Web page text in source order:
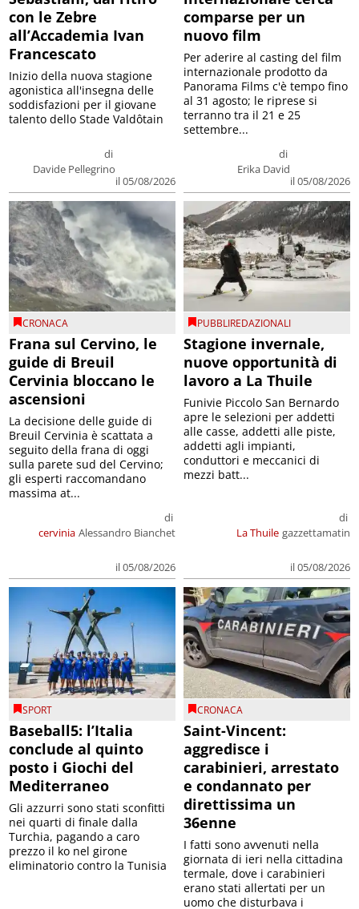
con le Zebre
all’Accademia Ivan
Francescato
di
Davide Pellegrino
il 05/08/2026
Inizio della nuova stagione
agonistica all'insegna delle
soddisfazioni per il giovane
talento dello Stade Valdôtain
comparse per un
nuovo film
di
Erika David
il 05/08/2026
Per aderire al casting del film
internazionale prodotto da
Panorama Films c'è tempo fino
al 31 agosto; le riprese si
terranno tra il 21 e 25
settembre...
CRONACA
Frana sul Cervino, le
guide di Breuil
Cervinia bloccano le
ascensioni
cervinia
di
Alessandro Bianchet
il 05/08/2026
La decisione delle guide di
Breuil Cervinia è scattata a
seguito della frana di oggi
sulla parete sud del Cervino;
gli esperti raccomandano
massima at...
PUBBLIREDAZIONALI
Stagione invernale,
nuove opportunità di
lavoro a La Thuile
La Thuile
di
gazzettamatin
il 05/08/2026
Funivie Piccolo San Bernardo
apre le selezioni per addetti
alle casse, addetti alle piste,
addetti agli impianti,
conduttori e meccanici di
mezzi batt...
SPORT
Baseball5: l’Italia
conclude al quinto
posto i Giochi del
Mediterraneo
Gli azzurri sono stati sconfitti
nei quarti di finale dalla
Turchia, pagando a caro
prezzo il ko nel girone
eliminatorio contro la Tunisia
CRONACA
Saint-Vincent:
aggredisce i
carabinieri, arrestato
e condannato per
direttissima un
36enne
I fatti sono avvenuti nella
giornata di ieri nella cittadina
termale, dove i carabinieri
erano stati allertati per un
uomo che disturbava i